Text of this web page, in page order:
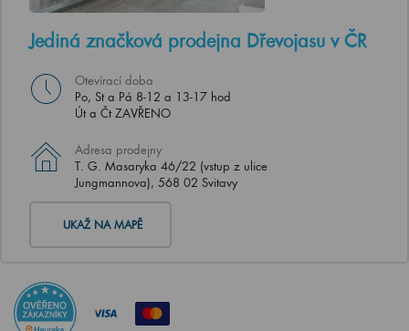
Jediná značková prodejna Dřevojasu v ČR
Otevírací doba
Po, St a Pá 8-12 a 13-17 hod
Út a Čt ZAVŘENO
Adresa prodejny
T. G. Masaryka 46/22 (vstup z ulice
Jungmannova), 568 02 Svitavy
UKAŽ NA MAPĚ